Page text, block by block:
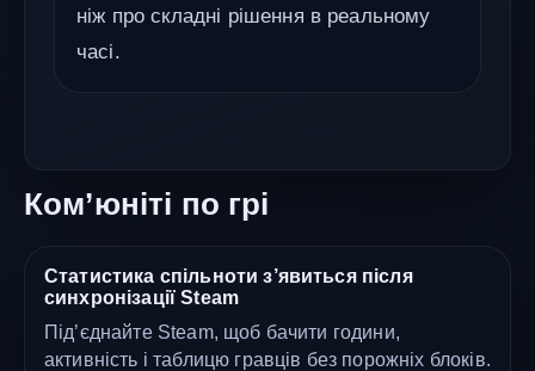
ніж про складні рішення в реальному
часі.
Ком’юніті по грі
Статистика спільноти з’явиться після
синхронізації Steam
Під’єднайте Steam, щоб бачити години,
активність і таблицю гравців без порожніх блоків.